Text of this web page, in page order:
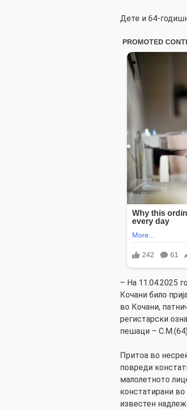
Дете и 64-
– На 11.04.2025
Кочани било
во Кочани,
регистарски
пешаци –
Притоа во
повреди
малолетното
констатирани
известен